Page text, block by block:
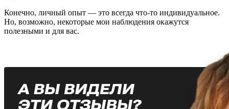
Конечно, личный опыт — это всегда что-то индивидуальное.
Но, возможно, некоторые мои наблюдения окажутся
полезными и для вас.